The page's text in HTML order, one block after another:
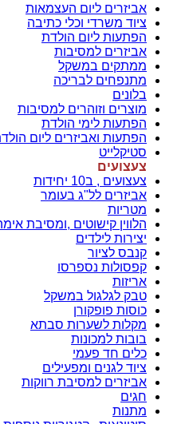
אביזרים ליום העצמאות
ציוד משרדי וכלי כתיבה
הפתעות ליום הולדת
אביזרים למסיבות
ממתקים במשקל
מתנפחים לבריכה
בלונים
מוצרים וזוהרים למסיבות
הפתעות לימי הולדת
הפתעות ואביזרים ליום
סטיקלייט
צעצועים
צעצועים , ב10 יחידות
אביזרים לל"ג בעומר
מטריות
הלווין קישוטים ,ומסיבת
יצירות לילדים
קנבס לציור
קפסולות נספרסו
אריזות
טבק לגלגול במשקל
כוסות פופקורן
מקלות לשערות סבתא
בובות למכונות
כלים חד פעמי
ציוד לגנים ומפעילים
אביזרים למסיבת רווקות
חגים
מתנות